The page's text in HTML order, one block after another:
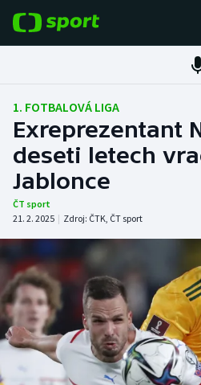
Fotbal
Hokej
Tenis
Atletika
Cyklistika
DALŠÍ SPORTY
Americký fotbal
Baseball a softbal
NEPŘEHLÉDNĚTE
Soutěže
1. FOTBALOVÁ LIGA
Exreprezentant
deseti letech
Jablonce
ČT sport
21. 2. 2025 | Zdroj: ČTK, ČT sport